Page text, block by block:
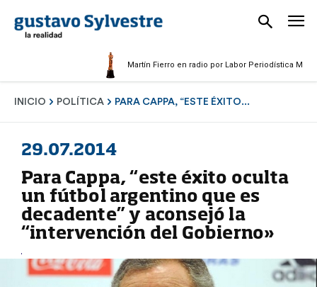
Martín Fierro en radio por Labor Periodística Masculina
INICIO POLÍTICA PARA CAPPA, “ESTE ÉXITO...
29.07.2014
Para Cappa, “este éxito oculta
un fútbol argentino que es
decadente” y aconsejó la
“intervención del Gobierno»